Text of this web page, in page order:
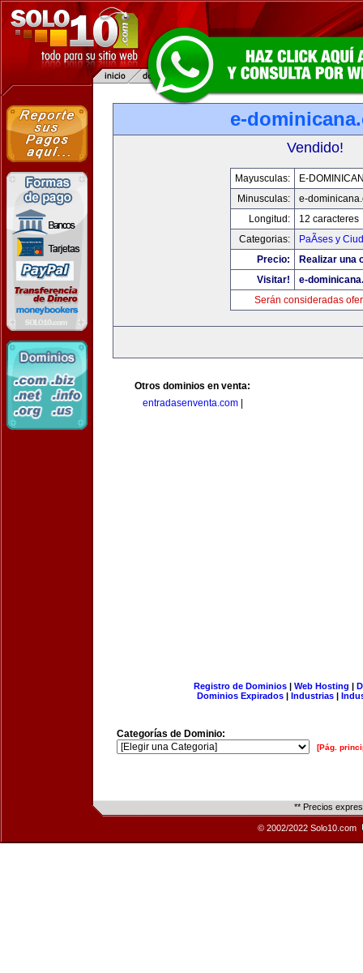
e-
Vendido!
Mayusculas:
E-
Minusculas:
e-
Longitud:
12 caracteres
Categorias:
PaÃ­ses y
Precio:
Realizar una
Visitar!
e-
Serán consideradas
Otros dominios en venta:
entradasenventa.com|
Registro de Dominios| Web Hosting |
Dominios Expirados | Industrias |
Categorías de Dominio:
[Pág.
** Precios
© 2002/2022 Solo10.com